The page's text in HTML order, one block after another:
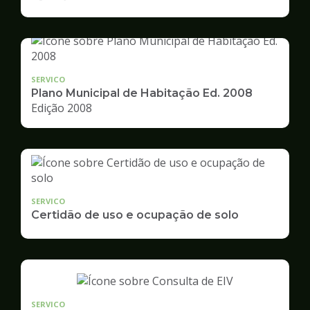
Desenvolvimento
Urbano
SERVICO
Plano Municipal de Habitação Ed. 2008
Edição 2008
SERVICO
Certidão de uso e ocupação de solo
SERVICO